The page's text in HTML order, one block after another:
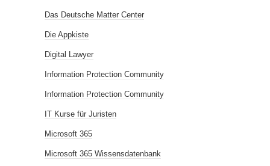
Das Deutsche Matter Center
Die Appkiste
Digital Lawyer
Information Protection Community
Information Protection Community
IT Kurse für Juristen
Microsoft 365
Microsoft 365 Wissensdatenbank